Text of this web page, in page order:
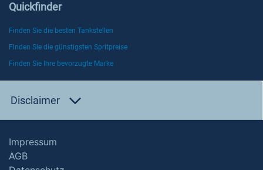
Quickfinder
Finden Sie die besten Tankstellen
Finden Sie die günstigsten Spritpreise
Finden Sie Ihre bevorzugte Marke
Disclaimer
Impressum
AGB